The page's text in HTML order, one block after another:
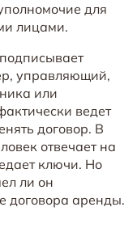
для
лицами.
управляющий,
или
ведет
договор. В
отвечает на
ключи. Но
ли он
договора аренды.